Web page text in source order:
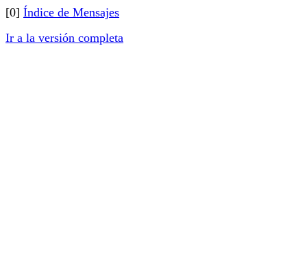
[0] Índice de Mensajes
Ir a la versión completa